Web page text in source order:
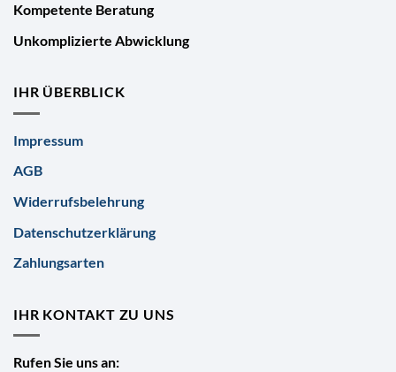
Kompetente Beratung
Unkomplizierte Abwicklung
IHR ÜBERBLICK
Impressum
AGB
Widerrufsbelehrung
Datenschutzerklärung
Zahlungsarten
IHR KONTAKT ZU UNS
Rufen Sie uns an: